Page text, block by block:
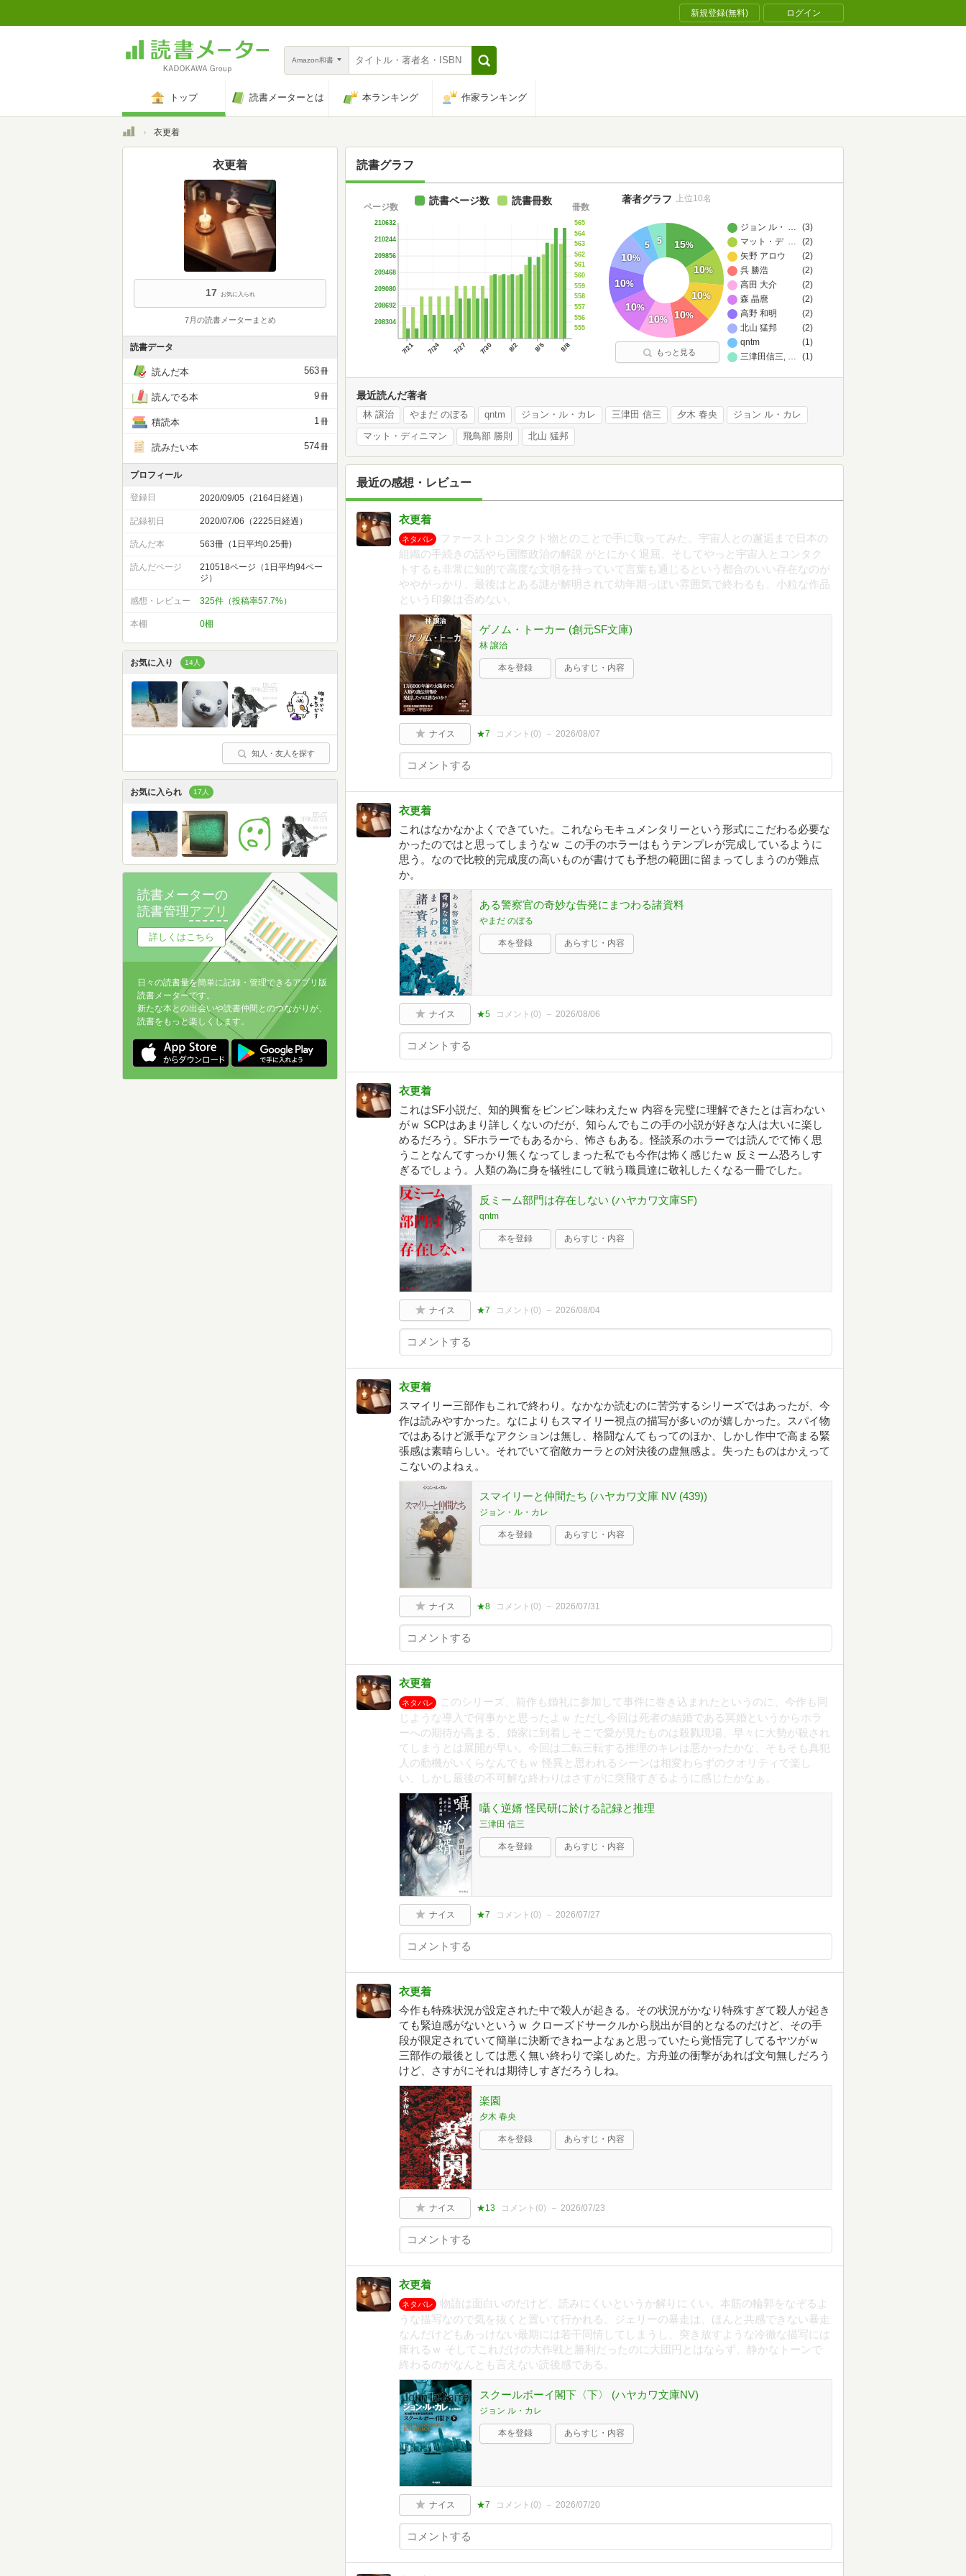
新規登録(無料) ログイン
Amazon和書
トップ 読書メーターとは 本ランキング 作家ランキング
トップ衣更着
読書グラフ
7/21 7/24 7/27 7/30 8/2 8/5 8/8
208304
208692
209080
209468
209856
210244
210632
ページ数
555
556
557
558
559
560
561
562
563
564
565
冊数
読書ページ数 読書冊数
ジョン ル・カレ(3)
…
マット・ディニマン
(2)
…
矢野 アロウ
(2)
呉 勝浩
(2)
高田 大介
(2)
森 晶麿
(2)
高野 和明
(2)
北山 猛邦
(2)
qntm
(1)
三津田信三,澤村伊智,芦花公園,背筋,北沢陶,上條一輝
(1)
…
15%
10%
10%
10%
10%
10%
10%
10%
5 5
著者グラフ 上位10名
もっと見る
最近読んだ著者
林 譲治 やまだ のぼる qntm ジョン・ル・カレ 三津田 信三 夕木 春央 ジョン ル・カレ
マット・ディニマン 飛鳥部 勝則 北山 猛邦
最近の感想・レビュー
衣更着
ネタバレ
ファーストコンタクト物とのことで手に取ってみた。宇宙人との邂逅まで日本の
組織の手続きの話やら国際政治の解説 がとにかく退屈、そしてやっと宇宙人とコンタク
トするも非常に知的で高度な文明を持っていて言葉も通じるという都合のいい存在なのが
ややがっかり、最後はとある謎が解明されて幼年期っぽい雰囲気で終わるも、小粒な作品
という印象は否めない。
ゲノム・トーカー (創元SF文庫)
林 譲治
本を登録 あらすじ・内容
ナイス ★7 コメント(0) 2026/08/07
衣更着
これはなかなかよくできていた。これならモキュメンタリーという形式にこだわる必要な
かったのではと思ってしまうなｗ この手のホラーはもうテンプレが完成しているように
思う。なので比較的完成度の高いものが書けても予想の範囲に留まってしまうのが難点
か。
ある警察官の奇妙な告発にまつわる諸資料
やまだ のぼる
本を登録 あらすじ・内容
ナイス ★5 コメント(0) 2026/08/06
衣更着
これはSF小説だ、知的興奮をビンビン味わえたｗ 内容を完璧に理解できたとは言わない
がｗ SCPはあまり詳しくないのだが、知らんでもこの手の小説が好きな人は大いに楽し
めるだろう。SFホラーでもあるから、怖さもある。怪談系のホラーでは読んでて怖く思
うことなんてすっかり無くなってしまった私でも今作は怖く感じたｗ 反ミーム恐ろしす
ぎるでしょう。人類の為に身を犠牲にして戦う職員達に敬礼したくなる一冊でした。
反ミーム部門は存在しない (ハヤカワ文庫SF)
qntm
本を登録 あらすじ・内容
ナイス ★7 コメント(0) 2026/08/04
衣更着
スマイリー三部作もこれで終わり。なかなか読むのに苦労するシリーズではあったが、今
作は読みやすかった。なによりもスマイリー視点の描写が多いのが嬉しかった。スパイ物
ではあるけど派手なアクションは無し、格闘なんてもってのほか、しかし作中で高まる緊
張感は素晴らしい。それでいて宿敵カーラとの対決後の虚無感よ。失ったものはかえって
こないのよねぇ。
スマイリーと仲間たち (ハヤカワ文庫 NV (439))
ジョン・ル・カレ
本を登録 あらすじ・内容
ナイス ★8 コメント(0) 2026/07/31
衣更着
ネタバレ
このシリーズ、前作も婚礼に参加して事件に巻き込まれたというのに、今作も同
じような導入で何事かと思ったよｗ ただし今回は死者の結婚である冥婚というからホラ
ーへの期待が高まる、婚家に到着しそこで愛が見たものは殺戮現場、早々に大勢が殺され
てしまうとは展開が早い。今回は二転三転する推理のキレは悪かったかな、そもそも真犯
人の動機がいくらなんでもｗ 怪異と思われるシーンは相変わらずのクオリティで楽し
い、しかし最後の不可解な終わりはさすがに突飛すぎるように感じたかなぁ。
囁く逆婿 怪民研に於ける記録と推理
三津田 信三
本を登録 あらすじ・内容
ナイス ★7 コメント(0) 2026/07/27
衣更着
今作も特殊状況が設定された中で殺人が起きる。その状況がかなり特殊すぎて殺人が起き
ても緊迫感がないというｗ クローズドサークルから脱出が目的となるのだけど、その手
段が限定されていて簡単に決断できねーよなぁと思っていたら覚悟完了してるヤツがｗ
三部作の最後としては悪く無い終わりで楽しめた。方舟並の衝撃があれば文句無しだろう
けど、さすがにそれは期待しすぎだろうしね。
楽園
夕木 春央
本を登録 あらすじ・内容
ナイス ★13 コメント(0) 2026/07/23
衣更着
ネタバレ
物語は面白いのだけど、読みにくいというか解りにくい。本筋の輪郭をなぞるよ
うな描写なので気を抜くと置いて行かれる。ジェリーの暴走は、ほんと共感できない暴走
なんだけどもあっけない最期には若干同情してしまうし、突き放すような冷徹な描写には
痺れるｗ そしてこれだけの大作戦と勝利だったのに大団円とはならず、静かなトーンで
終わるのがなんとも言えない読後感である。
スクールボーイ閣下〈下〉 (ハヤカワ文庫NV)
ジョン ル・カレ
本を登録 あらすじ・内容
ナイス ★7 コメント(0) 2026/07/20
衣更着
17 お気に入られ
7月の読書メーターまとめ
読書データ
読んだ本 563冊
読んでる本 9冊
積読本 1冊
読みたい本 574冊
プロフィール
登録日 2020/09/05（2164日経過）
記録初日 2020/07/06（2225日経過）
読んだ本 563冊（1日平均0.25冊)
読んだページ
210518ページ（1日平均94ペー
ジ）
感想・レビュー 325件（投稿率57.7%）
本棚 0棚
お気に入り 14人
知人・友人を探す
お気に入られ 17人
読書メーターの
読書管理アプリ
詳しくはこちら
日々の読書量を簡単に記録・管理できるアプリ版
読書メーターです。
新たな本との出会いや読書仲間とのつながりが、
読書をもっと楽しくします。